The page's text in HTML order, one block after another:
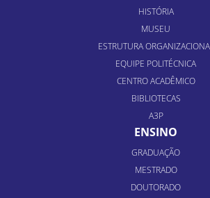
HISTÓRIA
MUSEU
ESTRUTURA
EQUIPE POLITÉCNICA
CENTRO ACADÊMICO
BIBLIOTECAS
A3P
ENSINO
GRADUAÇÃO
MESTRADO
DOUTORADO